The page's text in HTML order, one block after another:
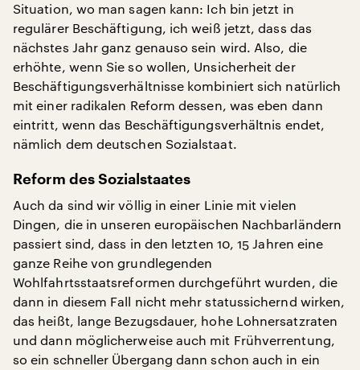
Situation, wo man sagen kann: Ich bin jetzt in
regulärer Beschäftigung, ich weiß jetzt, dass das
nächstes Jahr ganz genauso sein wird. Also, die
erhöhte, wenn Sie so wollen, Unsicherheit der
Beschäftigungsverhältnisse kombiniert sich natürlich
mit einer radikalen Reform dessen, was eben dann
eintritt, wenn das Beschäftigungsverhältnis endet,
nämlich dem deutschen Sozialstaat.
Reform des Sozialstaates
Auch da sind wir völlig in einer Linie mit vielen
Dingen, die in unseren europäischen Nachbarländern
passiert sind, dass in den letzten 10, 15 Jahren eine
ganze Reihe von grundlegenden
Wohlfahrtsstaatsreformen durchgeführt wurden, die
dann in diesem Fall nicht mehr statussichernd wirken,
das heißt, lange Bezugsdauer, hohe Lohnersatzraten
und dann möglicherweise auch mit Frühverrentung,
so ein schneller Übergang dann schon auch in ein